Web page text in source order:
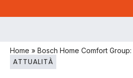
Home » Bosch Home Comfort
ATTUALITÀ